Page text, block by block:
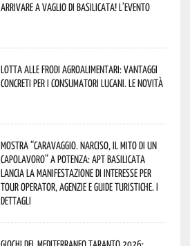
arrivare a Vaglio di Basilicata! L’evento
Lotta alle frodi agroalimentari: vantaggi
concreti per i consumatori lucani. Le novità
Mostra “Caravaggio. Narciso, il mito di un
capolavoro” a Potenza: APT Basilicata
lancia la manifestazione di interesse per
Tour Operator, Agenzie e Guide Turistiche. I
dettagli